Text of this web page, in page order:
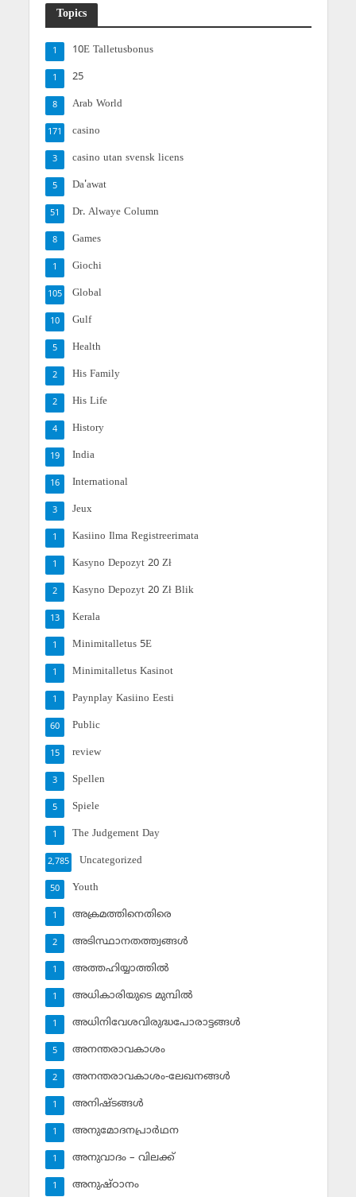
Topics
10E Talletusbonus
1
25
1
Arab World
8
casino
171
casino utan svensk licens
3
Da'awat
5
Dr. Alwaye Column
51
Games
8
Giochi
1
Global
105
Gulf
10
Health
5
His Family
2
His Life
2
History
4
India
19
International
16
Jeux
3
Kasiino Ilma Registreerimata
1
Kasyno Depozyt 20 Zł
1
Kasyno Depozyt 20 Zł Blik
2
Kerala
13
Minimitalletus 5E
1
Minimitalletus Kasinot
1
Paynplay Kasiino Eesti
1
Public
60
review
15
Spellen
3
Spiele
5
The Judgement Day
1
Uncategorized
2,785
Youth
50
അക്രമത്തിനെതിരെ
1
അടിസ്ഥാനതത്ത്വങ്ങള്‍
2
അത്തഹിയ്യാത്തില്‍
1
അധികാരിയുടെ മുമ്പില്‍
1
അധിനിവേശവിരുദ്ധപോരാട്ടങ്ങള്‍
1
അനന്തരാവകാശം
5
അനന്തരാവകാശം-ലേഖനങ്ങള്‍
2
അനിഷ്ടങ്ങള്‍
1
അനുമോദനപ്രാര്‍ഥന
1
അനുവാദം – വിലക്ക്‌
1
അനുഷ്ഠാനം
1